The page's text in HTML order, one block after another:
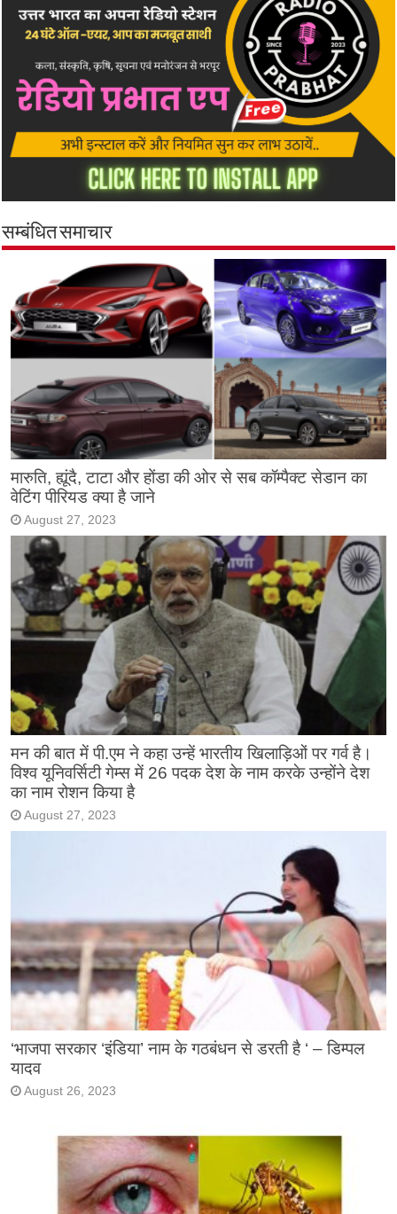
सम्बंधित समाचार
मारुति, ह्यूंदै, टाटा और होंडा की ओर से सब कॉम्पैक्ट सेडान का
वेटिंग पीरियड क्या है जाने
August 27, 2023
मन की बात में पी.एम ने कहा उन्हें भारतीय खिलाड़िओं पर गर्व है।
विश्व यूनिवर्सिटी गेम्स में 26 पदक देश के नाम करके उन्होंने देश
का नाम रोशन किया है
August 27, 2023
‘भाजपा सरकार ‘इंडिया’ नाम के गठबंधन से डरती है ‘ – डिम्पल
यादव
August 26, 2023